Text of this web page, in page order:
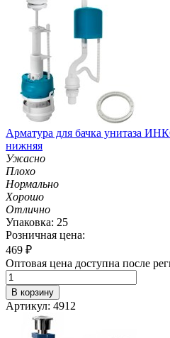
Арматура для бачка унитаза
нижняя
Ужасно
Плохо
Нормально
Хорошо
Отлично
Упаковка: 25
Розничная цена:
469 ₽
Оптовая цена доступна после
В корзину
Артикул: 4912